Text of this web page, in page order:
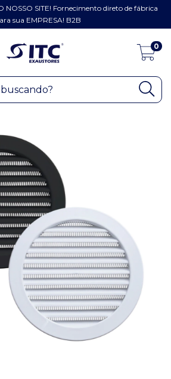
NOSSO SITE! Fornecimento direto de fábrica
sua EMPRESA! B2B
0